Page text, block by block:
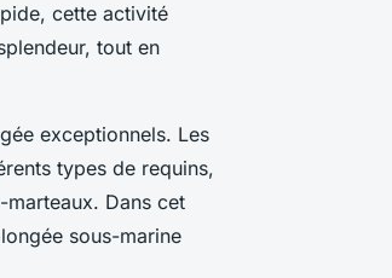
cette activité
tout en
exceptionnels. Les
types de requins,
Dans cet
sous-marine